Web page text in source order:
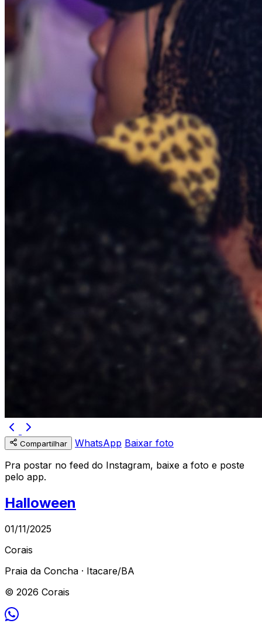
Compartilhar WhatsApp Baixar foto
Pra postar no feed do Instagram, baixe a foto e poste
pelo app.
Halloween
01/11/2025
Corais
Praia da Concha · Itacare/BA
© 2026 Corais